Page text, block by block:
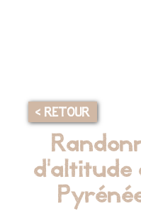
< RETOUR
d'altitude